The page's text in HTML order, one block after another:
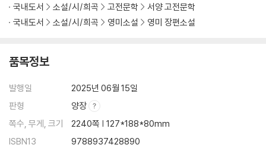
국내도서 소설/시/희곡 고전문학
서양 고전문학
국내도서
소설/시/희곡 영미소설 영미 장편소설
품목정보
발행일
2025년 06월 15일
판형
양장
쪽수, 무게, 크기
2240쪽 | 127*188*80mm
ISBN13
9788937428890